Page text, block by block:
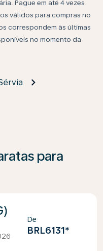
Pague em até 4 vezes
válidos para compras no
correspondem às últimas
no momento da
para
De
BRL6131*